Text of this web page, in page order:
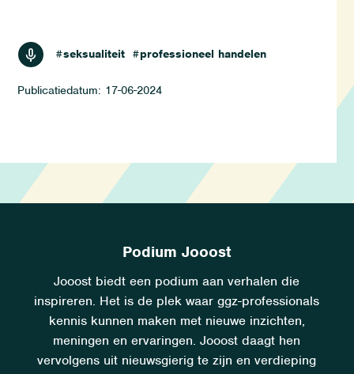
luisteren
#seksualiteit #professioneel handelen
17-06-2024
Podium Jooost
Jooost biedt een podium aan verhalen die
inspireren. Het is de plek waar ggz-professionals
kennis kunnen maken met nieuwe inzichten,
meningen en ervaringen. Jooost daagt hen
vervolgens uit nieuwsgierig te zijn en verdieping